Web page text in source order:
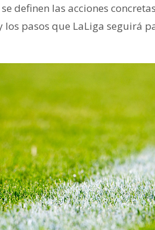
definen las acciones
los pasos que LaLiga seguirá